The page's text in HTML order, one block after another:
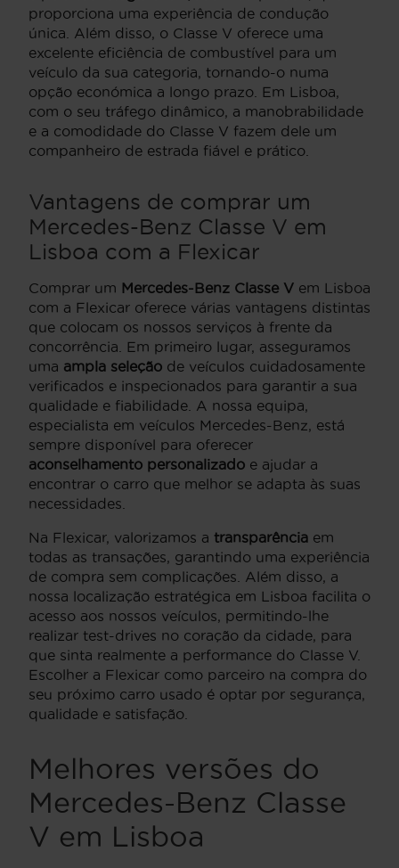
proporciona uma experiência de condução
única. Além disso, o Classe V oferece uma
excelente eficiência de combustível para um
veículo da sua categoria, tornando-o numa
opção económica a longo prazo. Em Lisboa,
com o seu tráfego dinâmico, a manobrabilidade
e a comodidade do Classe V fazem dele um
companheiro de estrada fiável e prático.
Vantagens de comprar um
Mercedes-Benz Classe V em
Lisboa com a Flexicar
Comprar um Mercedes-Benz Classe V em Lisboa
com a Flexicar oferece várias vantagens distintas
que colocam os nossos serviços à frente da
concorrência. Em primeiro lugar, asseguramos
uma ampla seleção de veículos cuidadosamente
verificados e inspecionados para garantir a sua
qualidade e fiabilidade. A nossa equipa,
especialista em veículos Mercedes-Benz, está
sempre disponível para oferecer
aconselhamento personalizado e ajudar a
encontrar o carro que melhor se adapta às suas
necessidades.
Na Flexicar, valorizamos a transparência em
todas as transações, garantindo uma experiência
de compra sem complicações. Além disso, a
nossa localização estratégica em Lisboa facilita o
acesso aos nossos veículos, permitindo-lhe
realizar test-drives no coração da cidade, para
que sinta realmente a performance do Classe V.
Escolher a Flexicar como parceiro na compra do
seu próximo carro usado é optar por segurança,
qualidade e satisfação.
Melhores versões do
Mercedes-Benz Classe
V em Lisboa